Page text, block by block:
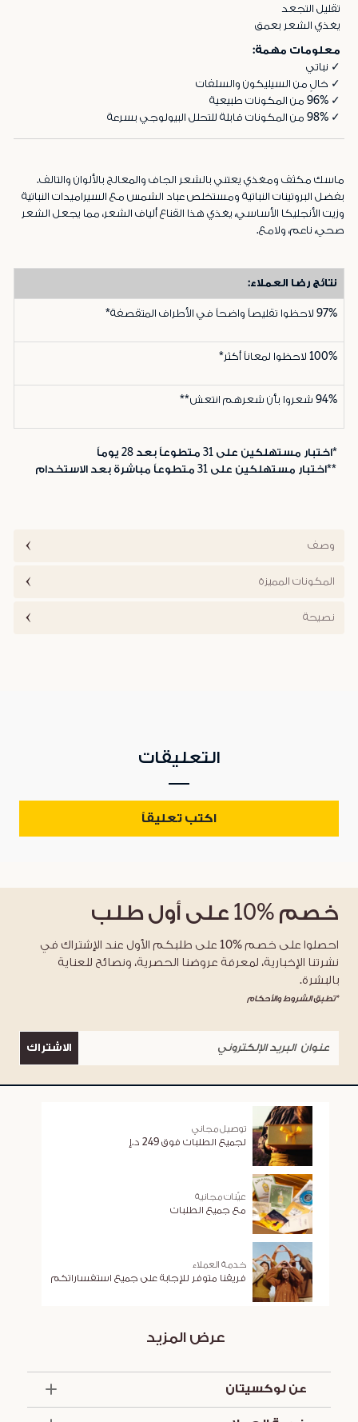
تقليل التجعد
يغذي الشعر بعمق
معلومات مهمة:
✓ نباتي
✓ خالٍ من السيليكون والسلفات
✓ 96% من المكونات طبيعية
✓ 98% من المكونات قابلة للتحلل البيولوجي بسرعة
ماسك مكثف ومغذي يعتني بالشعر الجاف والمعالج بالألوان والتالف.
بفضل البروتينات النباتية ومستخلص عباد الشمس مع السيراميدات النباتية
وزيت الأنجليكا الأساسي، يغذي هذا القناع ألياف الشعر، مما يجعل الشعر
صحي، ناعم، ولامع.
نتائج رضا العملاء:
97% لاحظوا تقليصاً واضحاً في الأطراف المتقصفة*
100% لاحظوا لمعاناً أكثر*
94% شعروا بأن شعرهم انتعش**
*اختبار مستهلكين على 31 متطوعاً بعد 28 يوماً
**اختبار مستهلكين على 31 متطوعاً مباشرة بعد الاستخدام
وصف
المكونات المميزة
نصيحة
التعليقات
اكتب تعليقاً
خصم %10 على أول طلب
احصلوا على خصم %10 على طلبكم الأول عند الإشتراك في
نشرتنا الإخبارية، لمعرفة عروضنا الحصرية، ونصائح للعناية
بالبشرة.
*تطبق الشروط والأحكام
الاشتراك
توصيل مجاني
لجميع الطلبات فوق 249 د.إ
عيّنات مجانية
مع جميع الطلبات
خدمة العملاء
فريقنا متوفر للإجابة على جميع استفساراتكم
عرض المزيد
عن لوكسيتان